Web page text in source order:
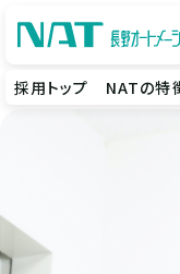
採用トップ NATの特